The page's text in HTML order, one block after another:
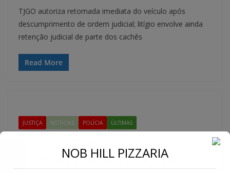
TJGO autoriza retomada imediata do veículo após
descumprimento de ordem judicial; litígio envolve ainda
retenção judicial de parte dos cachês
Read More
JUSTIÇA NOTÍCIAS POLÍCIA ÚLTIMAS
Ataque a tiros em praça de
NOB HILL PIZZARIA